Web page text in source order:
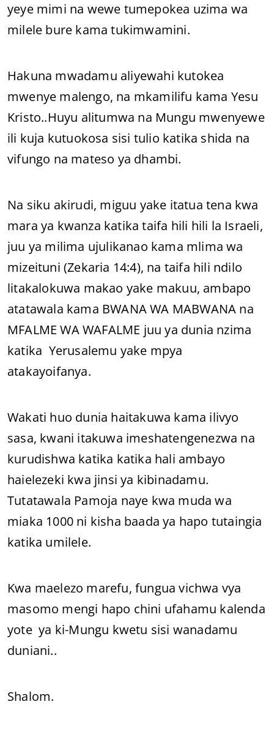
yeye mimi na wewe tumepokea uzima wa
milele bure kama tukimwamini.
Hakuna mwadamu aliyewahi kutokea
mwenye malengo, na mkamilifu kama Yesu
Kristo..Huyu alitumwa na Mungu mwenyewe
ili kuja kutuokosa sisi tulio katika shida na
vifungo na mateso ya dhambi.
Na siku akirudi, miguu yake itatua tena kwa
mara ya kwanza katika taifa hili hili la Israeli,
juu ya milima ujulikanao kama mlima wa
mizeituni (Zekaria 14:4), na taifa hili ndilo
litakalokuwa makao yake makuu, ambapo
atatawala kama BWANA WA MABWANA na
MFALME WA WAFALME juu ya dunia nzima
katika Yerusalemu yake mpya
atakayoifanya.
Wakati huo dunia haitakuwa kama ilivyo
sasa, kwani itakuwa imeshatengenezwa na
kurudishwa katika katika hali ambayo
haielezeki kwa jinsi ya kibinadamu.
Tutatawala Pamoja naye kwa muda wa
miaka 1000 ni kisha baada ya hapo tutaingia
katika umilele.
Kwa maelezo marefu, fungua vichwa vya
masomo mengi hapo chini ufahamu kalenda
yote ya ki-Mungu kwetu sisi wanadamu
duniani..
Shalom.